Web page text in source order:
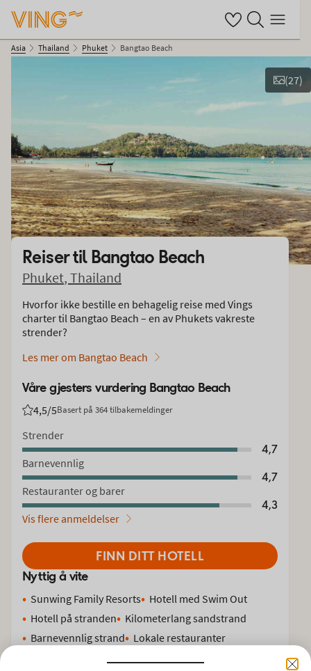
Se dine sparte
Søk på ving.no
Meny
Asia Thailand Phuket Bangtao Beach
Vis bilder
(27)
Reiser til Bangtao Beach
Phuket, Thailand
Hvorfor ikke bestille en behagelig reise med Vings
charter til Bangtao Beach – en av Phukets vakreste
strender?
Les mer om Bangtao Beach
Våre gjesters vurdering Bangtao Beach
4,5/5 Basert på 364 tilbakemeldinger
Vurdering fra Vings gjester: 4.5/5
Strender
4,7
Barnevennlig
4,7
Restauranter og barer
4,3
Vis flere anmeldelser
FINN DITT HOTELL
Nyttig å vite
Sunwing Family Resorts
Hotell med Swim Out
Hotell på stranden
Kilometerlang sandstrand
Barnevennlig strand
Lokale restauranter